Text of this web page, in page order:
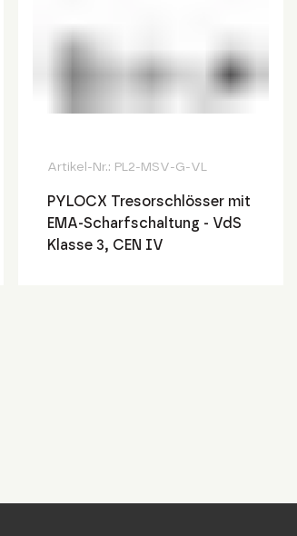
Artikel-Nr.: PL2-MSV-G-VL
PYLOCX Tresorschlösser mit
EMA-Scharfschaltung - VdS
Klasse 3, CEN IV